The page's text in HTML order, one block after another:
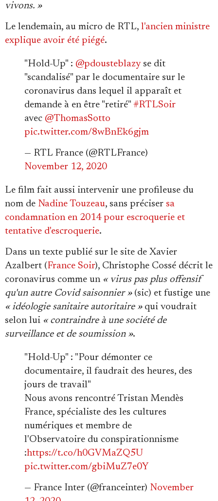
vivons. »
Le lendemain, au micro de RTL, l'ancien ministre
explique avoir été piégé.
"Hold-Up" : @pdousteblazyse dit
"scandalisé" par le documentaire sur le
coronavirus dans lequel il apparaît et
demande à en être "retiré" #RTLSoir
avec @ThomasSotto
pic.twitter.com/8wBnEk6gjm
— RTL France (@RTLFrance)
November 12, 2020
Le film fait aussi intervenir une profileuse du
nom de Nadine Touzeau, sans préciser sa
condamnation en 2014 pour escroquerie et
tentative d'escroquerie.
Dans un texte publié sur le site de Xavier
Azalbert (France Soir), Christophe Cossé décrit le
coronavirus comme un « virus pas plus offensif
qu'un autre Covid saisonnier »(sic) et fustige une
« idéologie sanitaire autoritaire »qui voudrait
selon lui « contraindre à une société de
surveillance et de soumission ».
"Hold-Up" : "Pour démonter ce
documentaire, il faudrait des heures, des
jours de travail"
Nous avons rencontré Tristan Mendès
France, spécialiste des les cultures
numériques et membre de
l'Observatoire du conspirationnisme
:https://t.co/h0GVMaZQ5U
pic.twitter.com/gbiMuZ7e0Y
— France Inter (@franceinter) November